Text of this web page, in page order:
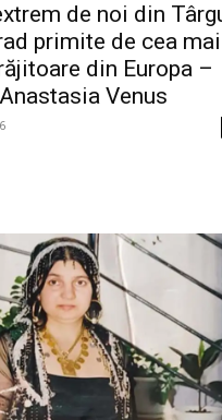
de noi din
primite de cea mai
din Europa –
Venus